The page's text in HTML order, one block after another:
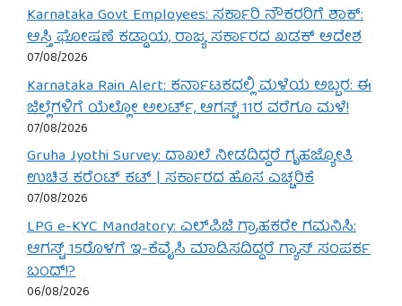
Karnataka Govt Employees: ಸರ್ಕಾರಿ ನೌಕರರಿಗೆ ಶಾಕ್:
ಆಸ್ತಿ ಘೋಷಣೆ ಕಡ್ಡಾಯ, ರಾಜ್ಯ ಸರ್ಕಾರದ ಖಡಕ್ ಆದೇಶ
07/08/2026
Karnataka Rain Alert: ಕರ್ನಾಟಕದಲ್ಲಿ ಮಳೆಯ ಅಬ್ಬರ: ಈ
ಜಿಲ್ಲೆಗಳಿಗೆ ಯೆಲ್ಲೋ ಅಲರ್ಟ್, ಆಗಸ್ಟ್ 11ರ ವರೆಗೂ ಮಳೆ!
07/08/2026
Gruha Jyothi Survey: ದಾಖಲೆ ನೀಡದಿದ್ದರೆ ಗೃಹಜ್ಯೋತಿ
ಉಚಿತ ಕರೆಂಟ್ ಕಟ್ | ಸರ್ಕಾರದ ಹೊಸ ಎಚ್ಚರಿಕೆ
07/08/2026
LPG e-KYC Mandatory: ಎಲ್‌ಪಿಜಿ ಗ್ರಾಹಕರೇ ಗಮನಿಸಿ:
ಆಗಸ್ಟ್ 15ರೊಳಗೆ ಇ-ಕೆವೈಸಿ ಮಾಡಿಸದಿದ್ದರೆ ಗ್ಯಾಸ್ ಸಂಪರ್ಕ
ಬಂದ್!?
06/08/2026